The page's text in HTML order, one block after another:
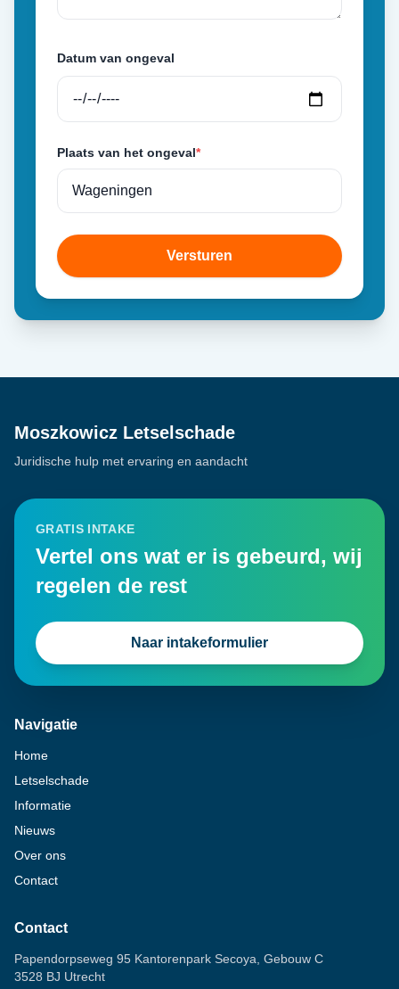
Datum van ongeval
Plaats van het ongeval*
Versturen
Moszkowicz Letselschade
Juridische hulp met ervaring en aandacht
GRATIS INTAKE
Vertel ons wat er is gebeurd, wij
regelen de rest
Naar intakeformulier
Navigatie
Home
Letselschade
Informatie
Nieuws
Over ons
Contact
Contact
Papendorpseweg 95 Kantorenpark Secoya, Gebouw C
3528 BJ Utrecht